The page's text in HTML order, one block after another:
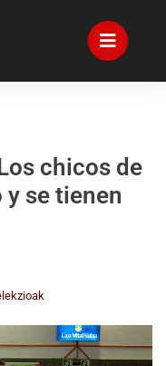
chicos de
se tienen